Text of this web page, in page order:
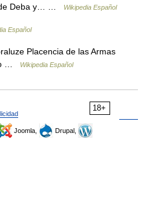
de Deba y… …
Wikipedia Español
Español
Placencia de las Armas
…
Wikipedia Español
18+
Joomla,
Drupal,